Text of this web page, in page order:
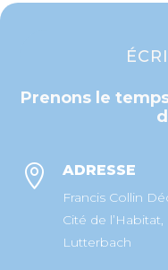
Prenons le
 ADRESSE
Francis Collin
Cité de
Lutterbach